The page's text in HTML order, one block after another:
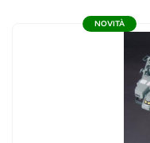
NOVITÀ